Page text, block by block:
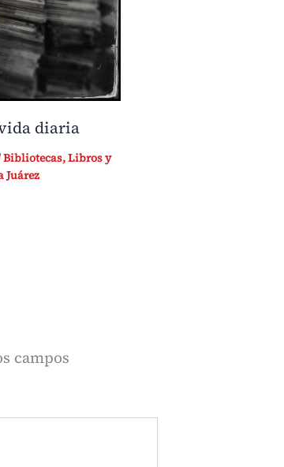
diaria
Bibliotecas,Libros y
Juárez
campos